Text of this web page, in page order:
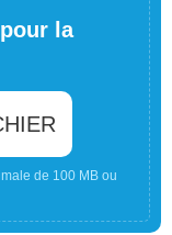
la
de 100 MB ou